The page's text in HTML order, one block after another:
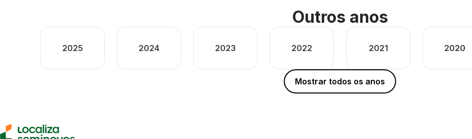
Outros anos
2025 2024 2023 2022 2021 2020
Mostrar todos os anos